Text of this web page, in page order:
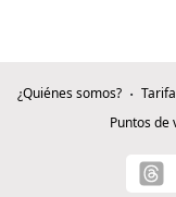
¿Quiénes somos?
Puntos de